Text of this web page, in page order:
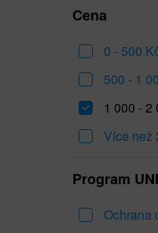
Cena
0 - 500
500 - 1
1 000 - 2
Více než
Program
Ochrana